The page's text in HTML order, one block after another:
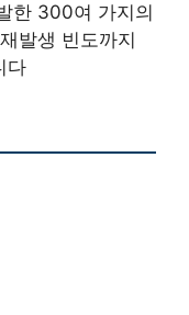
한 300여 가지의
발생 빈도까지
다